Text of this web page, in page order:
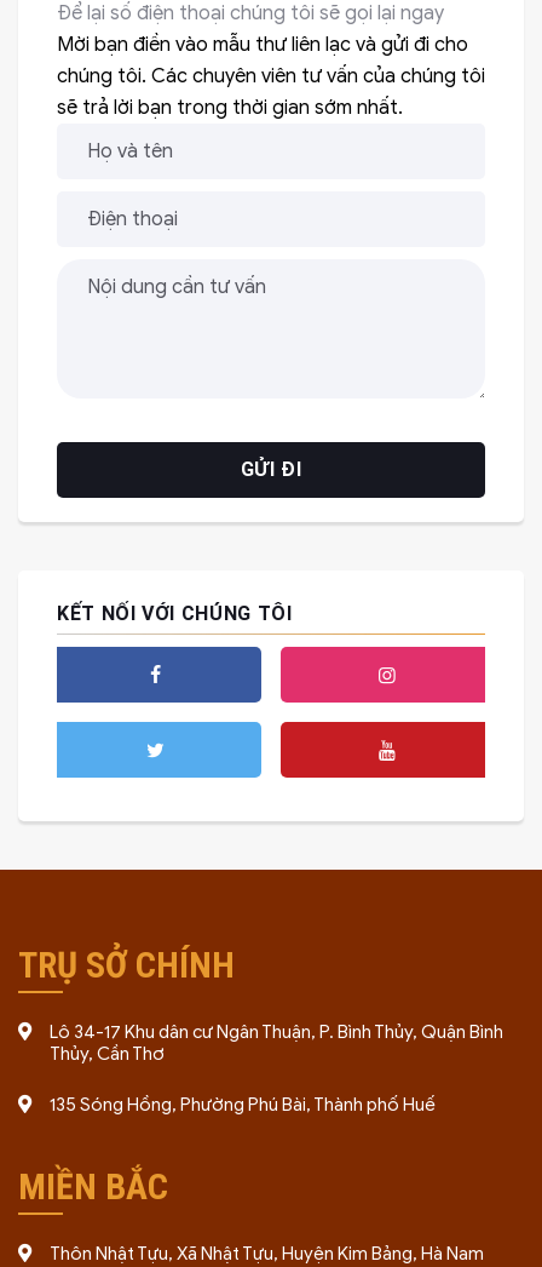
Để lại số điện thoại chúng tôi sẽ gọi lại ngay
Mời bạn điền vào mẫu thư liên lạc và gửi đi cho
chúng tôi. Các chuyên viên tư vấn của chúng tôi
sẽ trả lời bạn trong thời gian sớm nhất.
KẾT NỐI VỚI CHÚNG TÔI
TRỤ SỞ CHÍNH
Lô 34-17 Khu dân cư Ngân Thuận, P. Bình Thủy, Quận Bình
Thủy, Cần Thơ
135 Sóng Hồng, Phường Phú Bài, Thành phố Huế
MIỀN BẮC
Thôn Nhật Tựu, Xã Nhật Tựu, Huyện Kim Bảng, Hà Nam